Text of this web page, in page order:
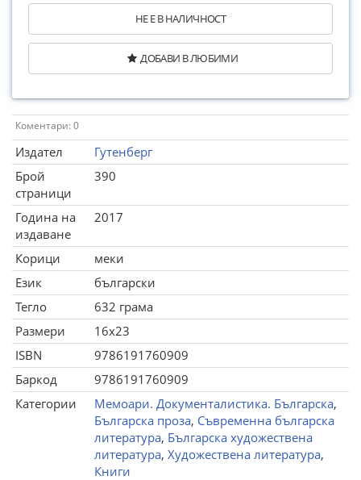
НЕ Е В НАЛИЧНОСТ
ДОБАВИ В ЛЮБИМИ
Коментари: 0
Издател
Гутенберг
Брой
страници
390
Година на
издаване
2017
Корици
меки
Език
български
Тегло
632 грама
Размери
16x23
ISBN
9786191760909
Баркод
9786191760909
Категории
Мемоари. Документалистика. Българска,
Българска проза, Съвременна българска
литература, Българска художествена
литература, Художествена литература,
Книги